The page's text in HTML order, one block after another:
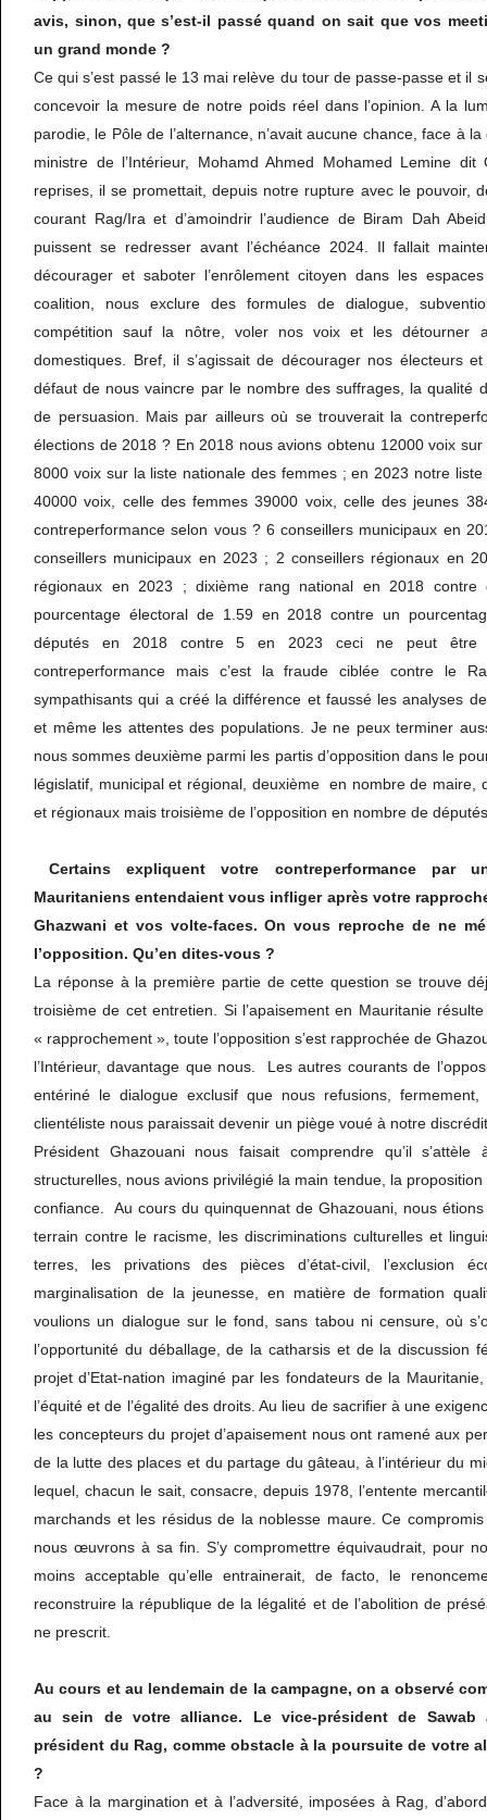
avis, sinon, que s’est-il passé quand on sait que vos
un grand monde ?
Ce qui s’est passé le 13 mai relève du tour de passe-passe et il
concevoir la mesure de notre poids réel dans l’opinion. A la
parodie, le Pôle de l’alternance, n’avait aucune chance, face à
ministre de l’Intérieur, Mohamd Ahmed Mohamed Lemine dit
reprises, il se promettait, depuis notre rupture avec le pouvoir,
courant Rag/Ira et d’amoindrir l’audience de Biram Dah
puissent se redresser avant l’échéance 2024. Il fallait
décourager et saboter l’enrôlement citoyen dans les
coalition, nous exclure des formules de dialogue,
compétition sauf la nôtre, voler nos voix et les détourner
domestiques. Bref, il s’agissait de décourager nos électeurs
défaut de nous vaincre par le nombre des suffrages, la qualité
de persuasion. Mais par ailleurs où se trouverait la
élections de 2018 ? En 2018 nous avions obtenu 12000 voix
8000 voix sur la liste nationale des femmes ; en 2023 notre
40000 voix, celle des femmes 39000 voix, celle des jeunes
contreperformance selon vous ? 6 conseillers municipaux en
conseillers municipaux en 2023 ; 2 conseillers régionaux en
régionaux en 2023 ; dixième rang national en 2018 contre
pourcentage électoral de 1.59 en 2018 contre un
députés en 2018 contre 5 en 2023 ceci ne peut être
contreperformance mais c’est la fraude ciblée contre le
sympathisants qui a créé la différence et faussé les analyses
et même les attentes des populations. Je ne peux terminer
nous sommes deuxième parmi les partis d’opposition dans le
législatif, municipal et régional, deuxième en nombre de maire,
et régionaux mais troisième de l’opposition en nombre de
Certains expliquent votre contreperformance par
Mauritaniens entendaient vous infliger après votre
Ghazwani et vos volte-faces. On vous reproche de ne
l’opposition. Qu’en dites-vous ?
La réponse à la première partie de cette question se trouve
troisième de cet entretien. Si l’apaisement en Mauritanie
« rapprochement », toute l’opposition s’est rapprochée de
l’Intérieur, davantage que nous. Les autres courants de
entériné le dialogue exclusif que nous refusions,
clientéliste nous paraissait devenir un piège voué à notre
Président Ghazouani nous faisait comprendre qu’il
structurelles, nous avions privilégié la main tendue, la
confiance. Au cours du quinquennat de Ghazouani, nous
terrain contre le racisme, les discriminations culturelles et
terres, les privations des pièces d’état-civil, l’exclusion
marginalisation de la jeunesse, en matière de formation
voulions un dialogue sur le fond, sans tabou ni censure, où
l’opportunité du déballage, de la catharsis et de la discussion
projet d’Etat-nation imaginé par les fondateurs de la
l’équité et de l’égalité des droits. Au lieu de sacrifier à une
les concepteurs du projet d’apaisement nous ont ramené aux
de la lutte des places et du partage du gâteau, à l’intérieur du
lequel, chacun le sait, consacre, depuis 1978, l’entente
marchands et les résidus de la noblesse maure. Ce
nous œuvrons à sa fin. S’y compromettre équivaudrait, pour
moins acceptable qu’elle entrainerait, de facto, le
reconstruire la république de la légalité et de l’abolition de
ne prescrit.
Au cours et au lendemain de la campagne, on a observé
au sein de votre alliance. Le vice-président de Sawab
président du Rag, comme obstacle à la poursuite de votre
?
Face à la margination et à l’adversité, imposées à Rag,